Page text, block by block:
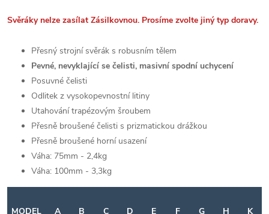
Svěráky nelze zasílat Zásilkovnou. Prosíme zvolte jiný typ doravy.
Přesný strojní svěrák s robusním tělem
Pevné, nevyklající se čelisti, masivní spodní uchycení
Posuvné čelisti
Odlitek z vysokopevnostní litiny
Utahování trapézovým šroubem
Přesně broušené čelisti s prizmatickou drážkou
Přesně broušené horní usazení
Váha: 75mm - 2,4kg
Váha: 100mm - 3,3kg
MODEL A B C D E F G H K